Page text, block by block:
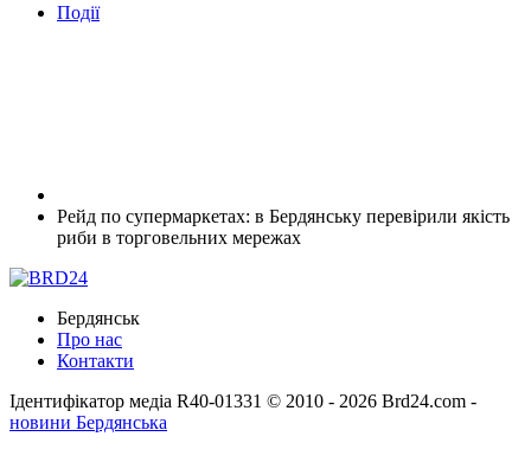
Події
Рейд по супермаркетах: в Бердянську перевірили якість
риби в торговельних мережах
Бердянськ
Про нас
Контакти
Ідентифікатор медіа R40-01331 © 2010 - 2026 Brd24.com -
новини Бердянська